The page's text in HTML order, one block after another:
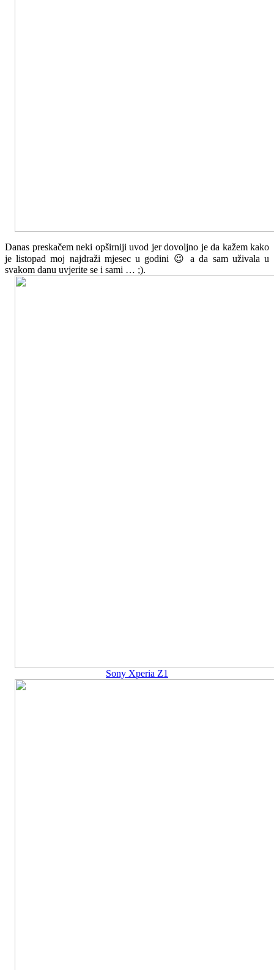
Danas preskačem neki opširniji uvod jer dovoljno je da kažem kako
je listopad moj najdraži mjesec u godini 😉 a da sam uživala u
svakom danu uvjerite se i sami … ;).
Sony Xperia Z1